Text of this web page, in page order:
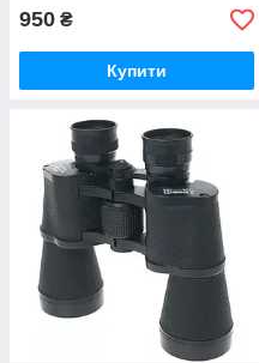
950 ₴
Купити